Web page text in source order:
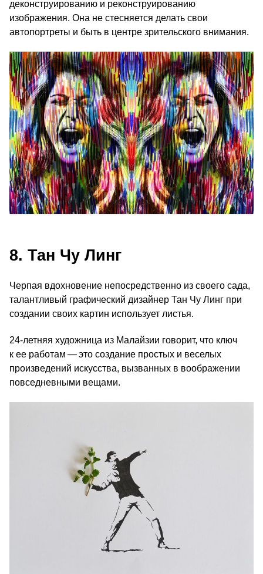
деконструированию и реконструированию
изображения. Она не стесняется делать свои
автопортреты и быть в центре зрительского внимания.
8. Тан Чу Линг
Черпая вдохновение непосредственно из своего сада,
талантливый графический дизайнер Тан Чу Линг при
создании своих картин использует листья.
24-летняя художница из Малайзии говорит, что ключ
к ее работам — это создание простых и веселых
произведений искусства, вызванных в воображении
повседневными вещами.